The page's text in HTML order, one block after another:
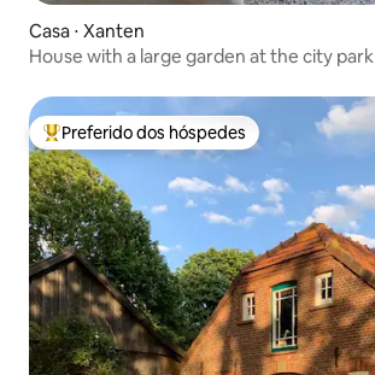
Casa ⋅ Xanten
House with a large garden at the city park
Entre os melhores preferidos dos hóspedes
Preferido dos hóspedes